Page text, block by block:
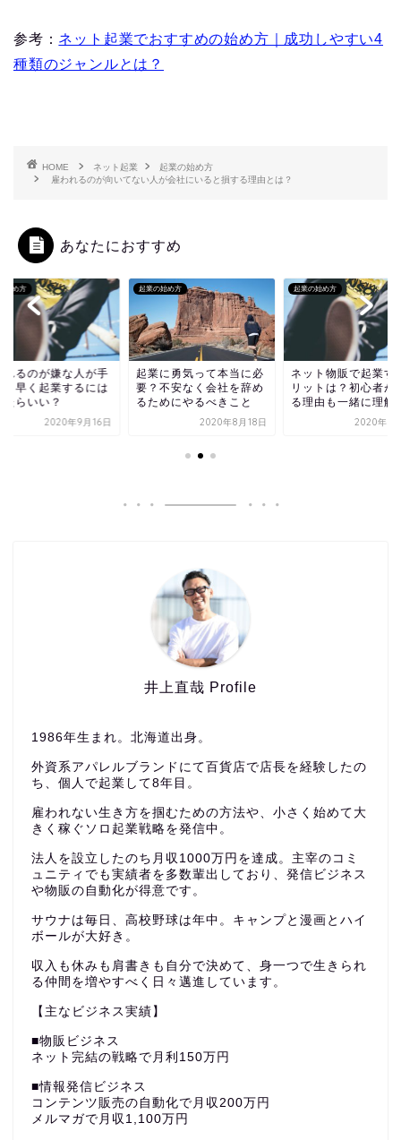
参考： ネット起業でおすすめの始め方｜成功しやすい4
種類のジャンルとは？
HOME ネット起業
起業の始め方
雇われるのが向いてない人が会社にいると損する理由とは？
あなたにおすすめ
始め方
れるのが嫌な人が手
り早く起業するには
たらいい？
2020年9月16日
起業の始め方
起業に勇気って本当に必
要？不安なく会社を辞め
るためにやるべきこと
2020年8月18日
起業の始め方
ネット物販で起業す
リットは？初心者が
る理由も一緒に理解
2020年8
井上直哉 Profile
1986年生まれ。北海道出身。
外資系アパレルブランドにて百貨店で店長を経験したの
ち、個人で起業して8年目。
雇われない生き方を掴むための方法や、小さく始めて大
きく稼ぐソロ起業戦略を発信中。
法人を設立したのち月収1000万円を達成。主宰のコミ
ュニティでも実績者を多数輩出しており、発信ビジネス
や物販の自動化が得意です。
サウナは毎日、高校野球は年中。キャンプと漫画とハイ
ボールが大好き。
収入も休みも肩書きも自分で決めて、身一つで生きられ
る仲間を増やすべく日々邁進しています。
【主なビジネス実績】
■物販ビジネス
ネット完結の戦略で月利150万円
■情報発信ビジネス
コンテンツ販売の自動化で月収200万円
メルマガで月収1,100万円